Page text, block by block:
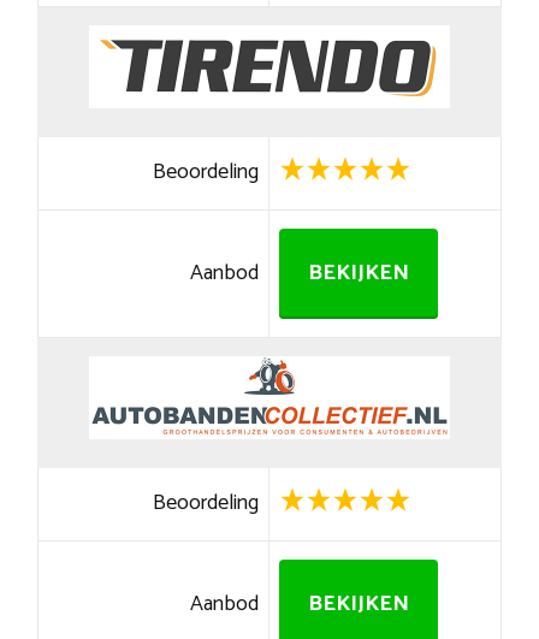
Beoordeling
Aanbod BEKIJKEN
Beoordeling
Aanbod BEKIJKEN